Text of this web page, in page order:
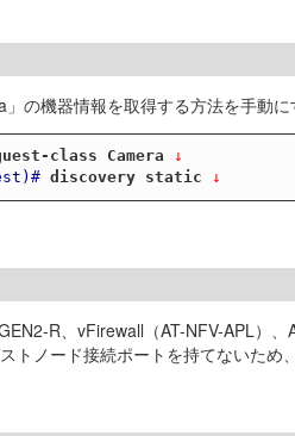
の機器情報を取得する方法を手動に
class Camera ↓
discovery static ↓
R、vFirewall（AT-NFV-APL）
トノード接続ポートを持てないため